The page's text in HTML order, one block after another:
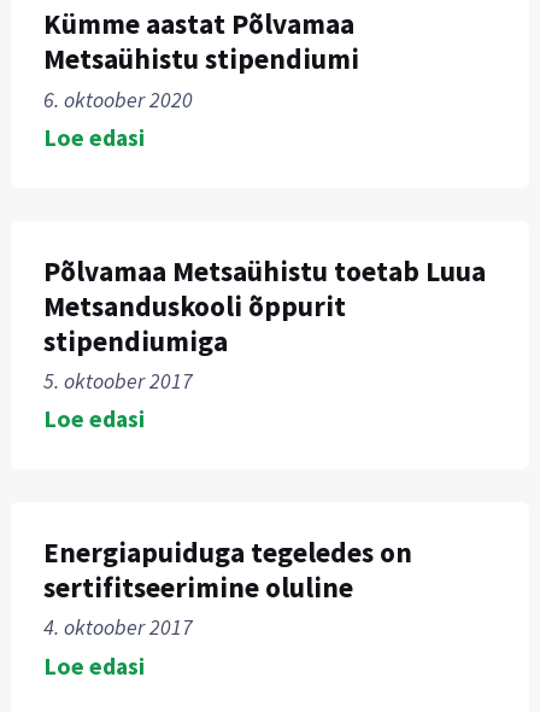
Kümme aastat Põlvamaa
Metsaühistu stipendiumi
6. oktoober 2020
Loe edasi
Põlvamaa Metsaühistu toetab Luua
Metsanduskooli õppurit
stipendiumiga
5. oktoober 2017
Loe edasi
Energiapuiduga tegeledes on
sertifitseerimine oluline
4. oktoober 2017
Loe edasi